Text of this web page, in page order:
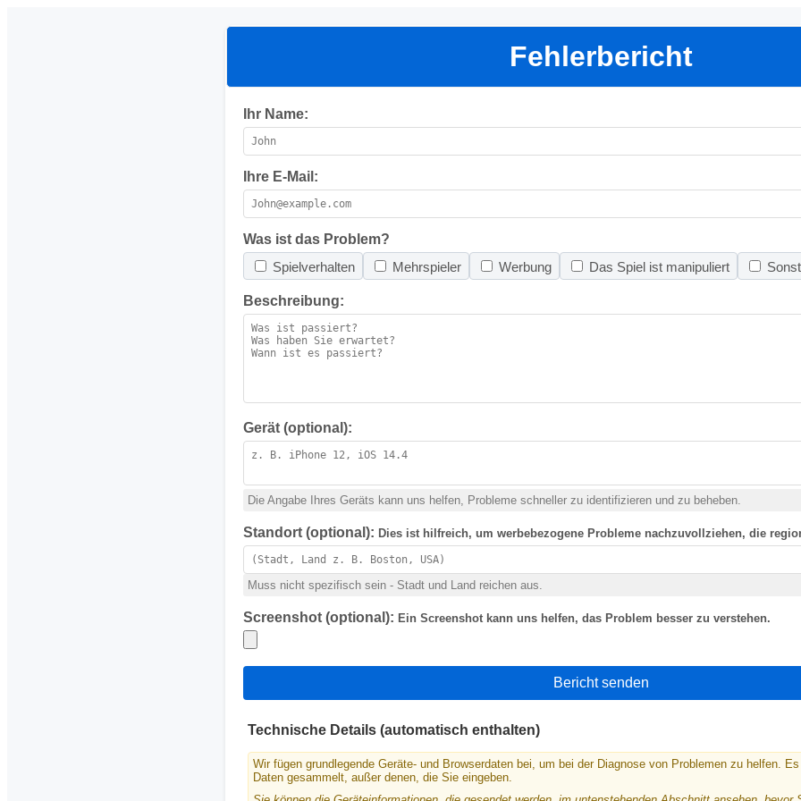
Fehlerbericht
Ihr Name:
Ihre E-Mail:
Was ist das Problem?
Spielverhalten
Mehrspieler Werbung Das Spiel ist manipuliert
Beschreibung:
Gerät (optional):
Die Angabe Ihres Geräts kann uns helfen, Probleme schneller zu identifizieren und zu beheben.
Standort (optional): Dies ist hilfreich, um werbebezogene Probleme nachzuvollziehen, die
Muss nicht spezifisch sein - Stadt und Land reichen aus.
Screenshot (optional): Ein Screenshot kann uns helfen, das Problem besser zu verstehen.
Bericht senden
Technische Details (automatisch enthalten)
Wir fügen grundlegende Geräte- und Browserdaten bei, um bei der Diagnose von Problemen zu helfen.
Daten gesammelt, außer denen, die Sie eingeben.